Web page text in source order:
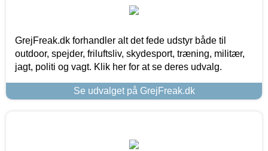
GrejFreak.dk forhandler alt det fede udstyr både til
outdoor, spejder, friluftsliv, skydesport, træning, militær,
jagt, politi og vagt. Klik her for at se deres udvalg.
Se udvalget på GrejFreak.dk